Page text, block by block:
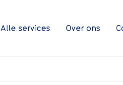
Zoeken
Alle services Over ons